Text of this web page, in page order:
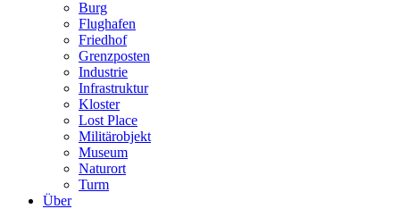
Burg
Flughafen
Friedhof
Grenzposten
Industrie
Infrastruktur
Kloster
Lost Place
Militärobjekt
Museum
Naturort
Turm
Über